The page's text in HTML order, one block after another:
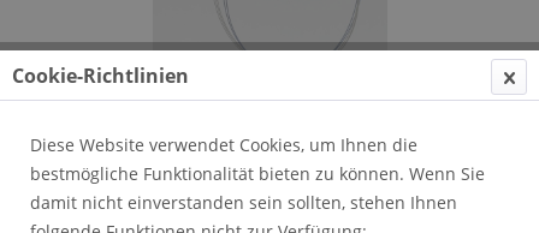
Cookie-Richtlinien
Diese Website verwendet Cookies, um Ihnen die
bestmögliche Funktionalität bieten zu können. Wenn Sie
damit nicht einverstanden sein sollten, stehen Ihnen